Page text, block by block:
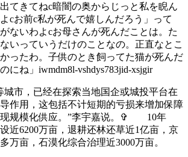
てきてねc暗闇の奥からじっと私を睨ん
cお前c私が死んで嬉しんだろう」って
ないわよcお母さんが死んだことは。た
いっていうだけのことなの。正直なとこ
ったわ。子供のとき飼ってた猫が死んだ
にね」iwmdm8l-vshdys783jid-xsjgir
市，已经在探索当地国企或城投平台在
作用，这包括不计短期的亏损来增加保障
现规模化供应。”李宇嘉说。✞ 10年
近6200万亩，退耕还林还草近1亿亩，京
万亩，石漠化综合治理近3000万亩。